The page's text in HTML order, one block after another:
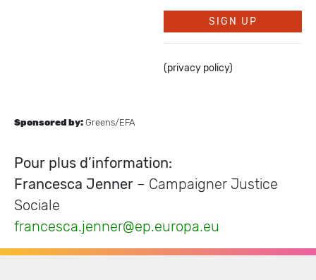
(privacy policy)
Sponsored by: Greens/EFA
Pour plus d’information:
Francesca Jenner – Campaigner Justice
Sociale
francesca.jenner@ep.europa.eu